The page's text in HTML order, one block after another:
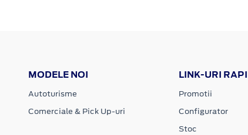
MODELE NOI
Autoturisme
Comerciale & Pick Up-uri
LINK-URI
Promotii
Configurator
Stoc